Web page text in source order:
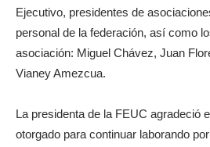
Ejecutivo, presidentes de
personal de la federación, así como
asociación: Miguel Chávez, Juan
Vianey Amezcua.
La presidenta de la FEUC agradeció
otorgado para continuar laborando